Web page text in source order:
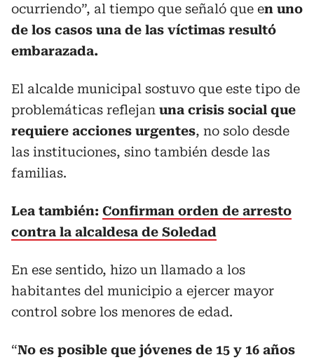
ocurriendo”, al tiempo que señaló que en uno
de los casos una de las víctimas resultó
embarazada.
El alcalde municipal sostuvo que este tipo de
problemáticas reflejan una crisis social que
requiere acciones urgentes, no solo desde
las instituciones, sino también desde las
familias.
Lea también: Confirman orden de arresto
contra la alcaldesa de Soledad
En ese sentido, hizo un llamado a los
habitantes del municipio a ejercer mayor
control sobre los menores de edad.
“No es posible que jóvenes de 15 y 16 años